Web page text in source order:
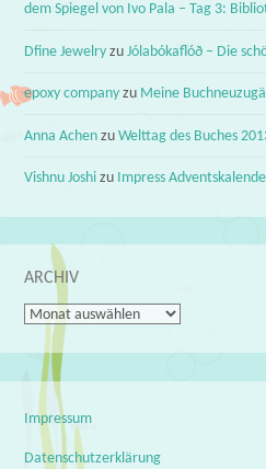
dem Spiegel von Ivo Pala – Tag 3:
Dfine Jewelry zuJólabókaflóð – Die
epoxy company zu Meine
Anna Achen zuWelttag des Buches
Vishnu Joshi zu Impress
ARCHIV
Archiv
Impressum
Datenschutzerklärung